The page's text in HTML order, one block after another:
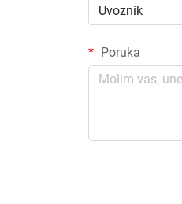
Uvoznik
Poruka